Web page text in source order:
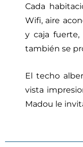
Cada
Wifi, aire
y caja fuerte,
también se
El techo
vista
Madou le